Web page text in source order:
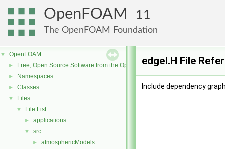
OpenFOAM 11
The OpenFOAM Foundation
▼ OpenFOAM
► Free, Open Source Software from the OpenFOAM Foundation
► Namespaces
► Classes
▼ Files
▼ File List
► applications
▼ src
► atmosphericModels
edgeI.H File
Include dependency